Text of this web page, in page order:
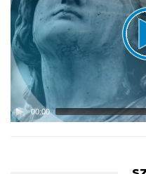
00:00